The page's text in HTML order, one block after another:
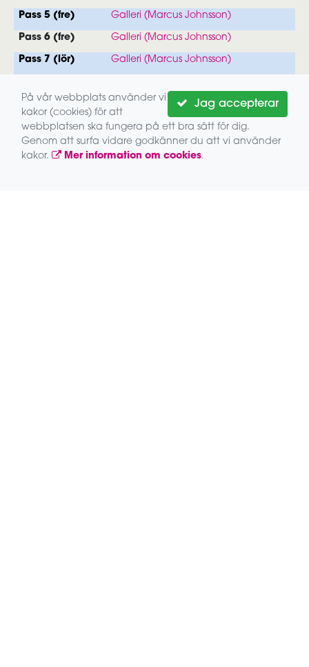
Pass 5 (fre) Galleri (Marcus Johnsson)
Pass 6 (fre) Galleri (Marcus Johnsson)
Pass 7 (lör) Galleri (Marcus Johnsson)
Pass 9 (sön) Galleri (Marcus Johnsson)
Pass 10 (sön) Galleri (Marcus Johnsson)
Jag accepterar
På vår webbplats använder vi
kakor (cookies) för att
webbplatsen ska fungera på ett bra sätt för dig.
Genom att surfa vidare godkänner du att vi använder
kakor.
Mer information om cookies.